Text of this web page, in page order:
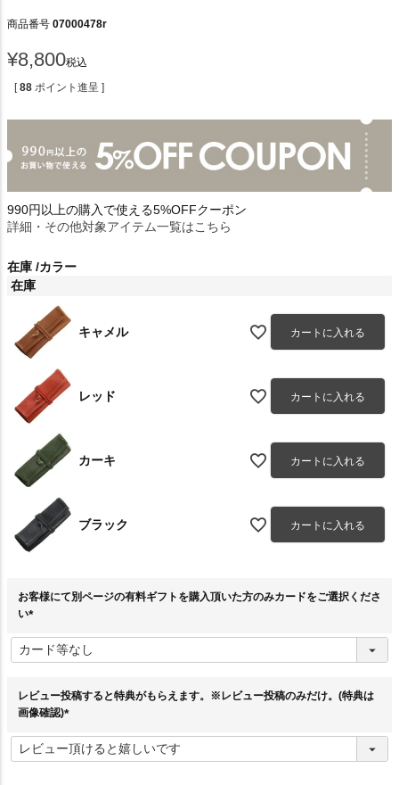
商品番号 07000478r
¥8,800税込
[ 88 ポイント進呈 ]
990円以上の購入で使える5%OFFクーポン
詳細・その他対象アイテム一覧はこちら
在庫 カラー
在庫
キャメル カートに入れる
レッド カートに入れる
カーキ カートに入れる
ブラック カートに入れる
お客様にて別ページの有料ギフトを購入頂いた方のみカードをご選択くださ
い
必
須
レビュー投稿すると特典がもらえます。※レビュー投稿のみだけ。(特典は
画像確認)
必
須